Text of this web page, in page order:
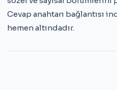
Cevap anahtarı bağlantısı
hemen altındadır.